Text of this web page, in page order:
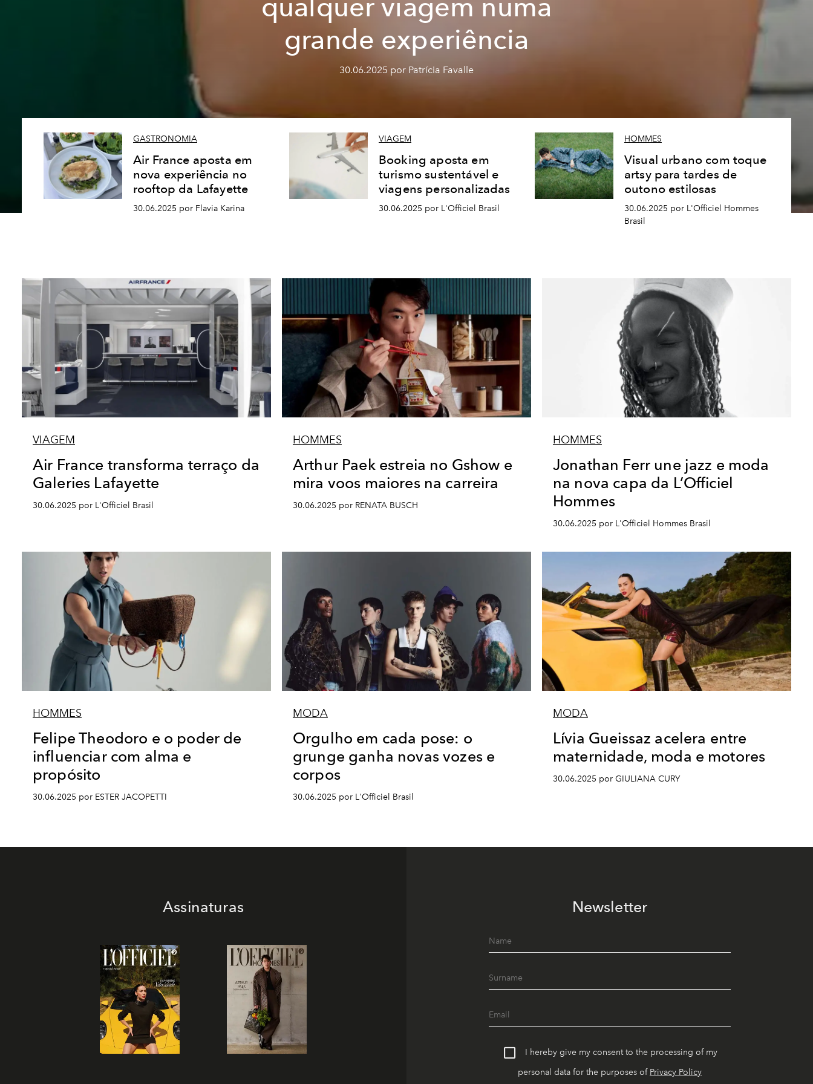
qualquer viagem numa
grande experiência
30.06.2025 por Patrícia Favalle
GASTRONOMIA
Air France aposta em
nova experiência no
rooftop da Lafayette
30.06.2025 por Flavia Karina
VIAGEM
Booking aposta em
turismo sustentável e
viagens personalizadas
30.06.2025 por L'Officiel Brasil
HOMMES
Visual urbano com toque
artsy para tardes de
outono estilosas
30.06.2025 por L'Officiel Hommes
Brasil
VIAGEM
Air France transforma terraço da
Galeries Lafayette
30.06.2025 por L'Officiel Brasil
HOMMES
Arthur Paek estreia no Gshow e
mira voos maiores na carreira
30.06.2025 por RENATA BUSCH
HOMMES
Jonathan Ferr une jazz e moda
na nova capa da L’Officiel
Hommes
30.06.2025 por L'Officiel Hommes Brasil
HOMMES
Felipe Theodoro e o poder de
influenciar com alma e
propósito
30.06.2025 por ESTER JACOPETTI
MODA
Orgulho em cada pose: o
grunge ganha novas vozes e
corpos
30.06.2025 por L'Officiel Brasil
MODA
Lívia Gueissaz acelera entre
maternidade, moda e motores
30.06.2025 por GIULIANA CURY
Assinaturas Newsletter
I hereby give my consent to the processing of my
personal data for the purposes of Privacy Policy